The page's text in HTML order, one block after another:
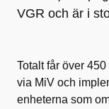
VGR och är i
Totalt får över
via MiV och
enheterna som